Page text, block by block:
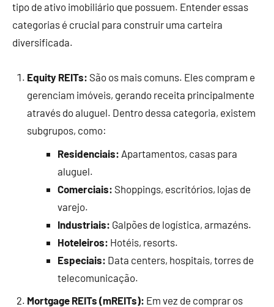
tipo de ativo imobiliário que possuem. Entender essas
categorias é crucial para construir uma carteira
diversificada.
Equity REITs: São os mais comuns. Eles compram e
gerenciam imóveis, gerando receita principalmente
através do aluguel. Dentro dessa categoria, existem
subgrupos, como:
Residenciais: Apartamentos, casas para
aluguel.
Comerciais: Shoppings, escritórios, lojas de
varejo.
Industriais: Galpões de logística, armazéns.
Hoteleiros: Hotéis, resorts.
Especiais: Data centers, hospitais, torres de
telecomunicação.
Mortgage REITs (mREITs): Em vez de comprar os